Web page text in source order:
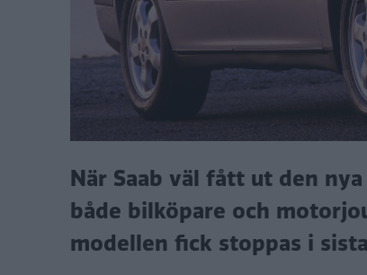
När Saab väl fått ut den
både bilköpare och
modellen fick stoppas i